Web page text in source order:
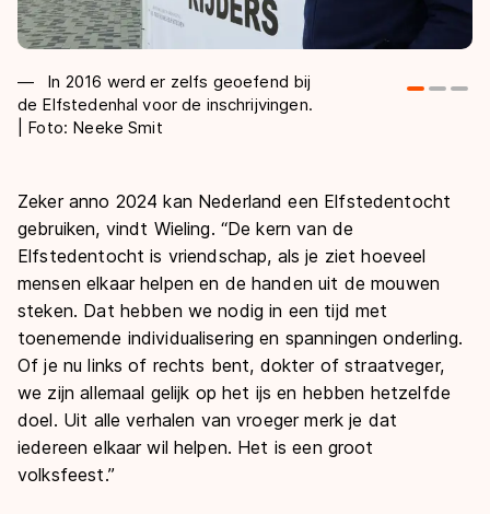
In 2016 werd er zelfs geoefend bij
de Elfstedenhal voor de inschrijvingen.
| Foto: Neeke Smit
Zeker anno 2024 kan Nederland een Elfstedentocht
gebruiken, vindt Wieling. “De kern van de
Elfstedentocht is vriendschap, als je ziet hoeveel
mensen elkaar helpen en de handen uit de mouwen
steken. Dat hebben we nodig in een tijd met
toenemende individualisering en spanningen onderling.
Of je nu links of rechts bent, dokter of straatveger,
we zijn allemaal gelijk op het ijs en hebben hetzelfde
doel. Uit alle verhalen van vroeger merk je dat
iedereen elkaar wil helpen. Het is een groot
volksfeest.”